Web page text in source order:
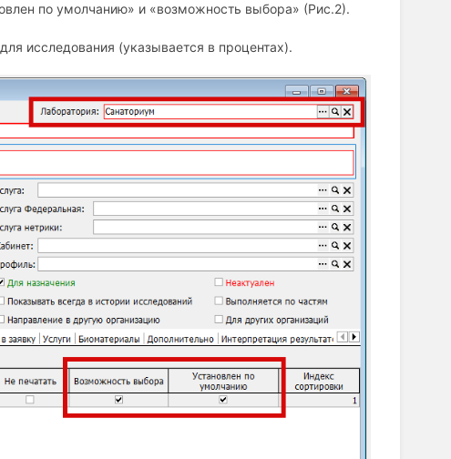
по умолчанию» и «возможность выбора» (Рис.2).
исследования (указывается в процентах).